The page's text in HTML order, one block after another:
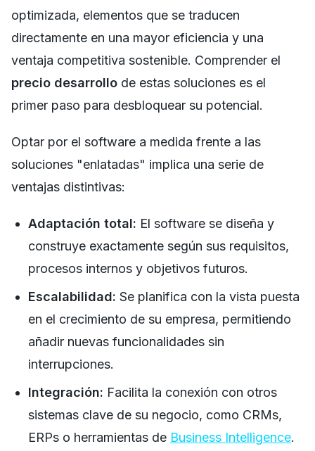
optimizada, elementos que se traducen
directamente en una mayor eficiencia y una
ventaja competitiva sostenible. Comprender el
precio desarrollo de estas soluciones es el
primer paso para desbloquear su potencial.
Optar por el software a medida frente a las
soluciones "enlatadas" implica una serie de
ventajas distintivas:
Adaptación total: El software se diseña y
construye exactamente según sus requisitos,
procesos internos y objetivos futuros.
Escalabilidad: Se planifica con la vista puesta
en el crecimiento de su empresa, permitiendo
añadir nuevas funcionalidades sin
interrupciones.
Integración: Facilita la conexión con otros
sistemas clave de su negocio, como CRMs,
ERPs o herramientas de Business Intelligence.